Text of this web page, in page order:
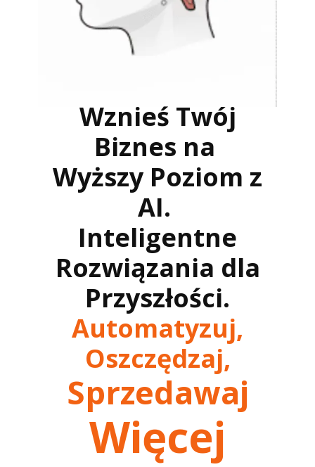
Wznieś Twój
Biznes na
Wyższy Poziom z
AI.
Inteligentne
Rozwiązania dla
Przyszłości.
Automatyzuj,
Oszczę​​dzaj,
Sprzedawaj
Więcej